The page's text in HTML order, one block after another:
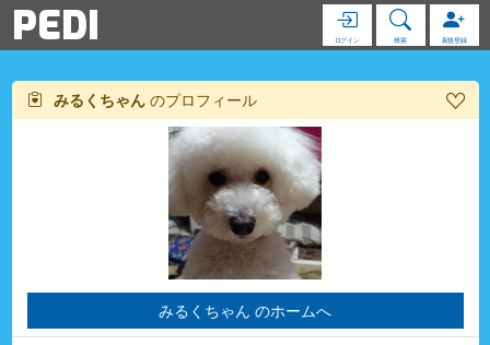
PEDI ログイン 検索 新規登録
みるくちゃん のプロフィール
みるくちゃん のホームへ